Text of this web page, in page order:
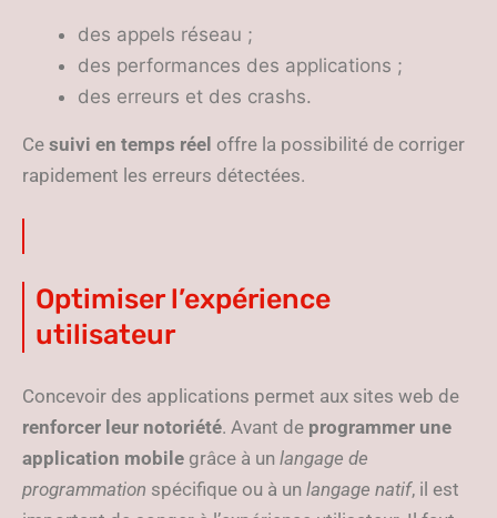
des appels réseau ;
des performances des applications ;
des erreurs et des crashs.
Ce suivi en temps réel offre la possibilité de corriger
rapidement les erreurs détectées.
Optimiser l’expérience
utilisateur
Concevoir des applications permet aux sites web de
renforcer leur notoriété. Avant de programmer une
application mobile grâce à un langage de
programmation spécifique ou à un langage natif, il est